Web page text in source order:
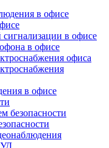
в офисе
в офисе
в офисе
офиса
в офисе
безопасности